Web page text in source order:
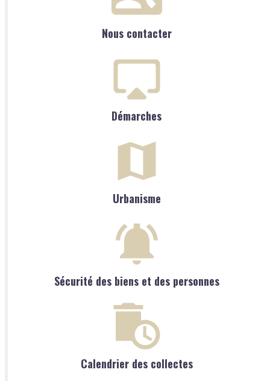
Nous contacter
Démarches
Urbanisme
Sécurité des biens et des personnes
Calendrier des collectes